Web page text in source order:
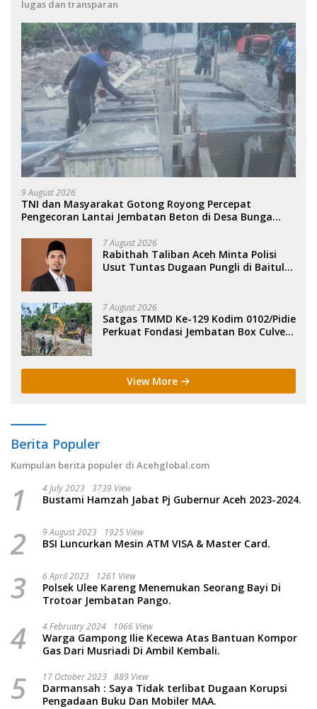
lugas dan transparan
9 August 2026
TNI dan Masyarakat Gotong Royong Percepat
Pengecoran Lantai Jembatan Beton di Desa Bunga
7 August 2026
Rabithah Taliban Aceh Minta Polisi
Usut Tuntas Dugaan Pungli di Baitul
7 August 2026
Satgas TMMD Ke-129 Kodim 0102/Pidie
Perkuat Fondasi Jembatan Box Culvert
View More
Berita Populer
Kumpulan berita populer di Acehglobal.com
1 4 July 2023 3739 View
Bustami Hamzah Jabat Pj Gubernur Aceh 2023-2024.
2 9 August 2023 1925 View
BSI Luncurkan Mesin ATM VISA & Master Card.
3 6 April 2023 1261 View
Polsek Ulee Kareng Menemukan Seorang Bayi Di
Trotoar Jembatan Pango.
4 4 February 2024 1066 View
Warga Gampong Ilie Kecewa Atas Bantuan Kompor
Gas Dari Musriadi Di Ambil Kembali.
5 17 October 2023 889 View
Darmansah : Saya Tidak terlibat Dugaan Korupsi
Pengadaan Buku Dan Mobiler MAA.